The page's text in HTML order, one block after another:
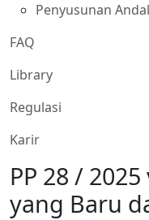
Penyusunan
FAQ
Library
Regulasi
Karir
PP 28 /
yang Baru